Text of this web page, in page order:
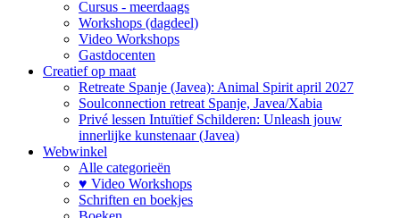
Cursus - meerdaags
Workshops (dagdeel)
Video Workshops
Gastdocenten
Creatief op maat
Retreate Spanje (Javea): Animal Spirit april 2027
Soulconnection retreat Spanje, Javea/Xabia
Privé lessen Intuïtief Schilderen: Unleash jouw
innerlijke kunstenaar (Javea)
Webwinkel
Alle categorieën
♥ Video Workshops
Schriften en boekjes